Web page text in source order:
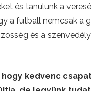
és tanulunk a
a futball nemcsak a
és a
hogy kedvenc